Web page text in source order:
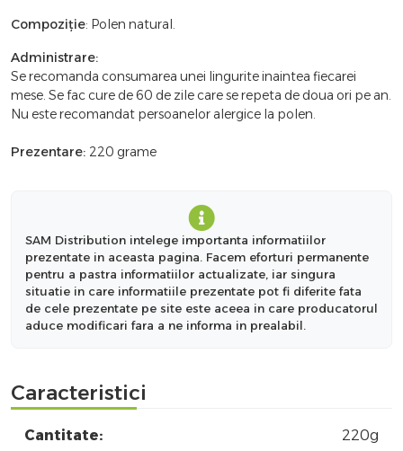
Compoziție: Polen natural.
Administrare:
Se recomanda consumarea unei lingurite inaintea fiecarei
mese. Se fac cure de 60 de zile care se repeta de doua ori pe an.
Nu este recomandat persoanelor alergice la polen.
Prezentare: 220 grame
SAM Distribution intelege importanta informatiilor
prezentate in aceasta pagina. Facem eforturi permanente
pentru a pastra informatiilor actualizate, iar singura
situatie in care informatiile prezentate pot fi diferite fata
de cele prezentate pe site este aceea in care producatorul
aduce modificari fara a ne informa in prealabil.
Caracteristici
Cantitate: 220g